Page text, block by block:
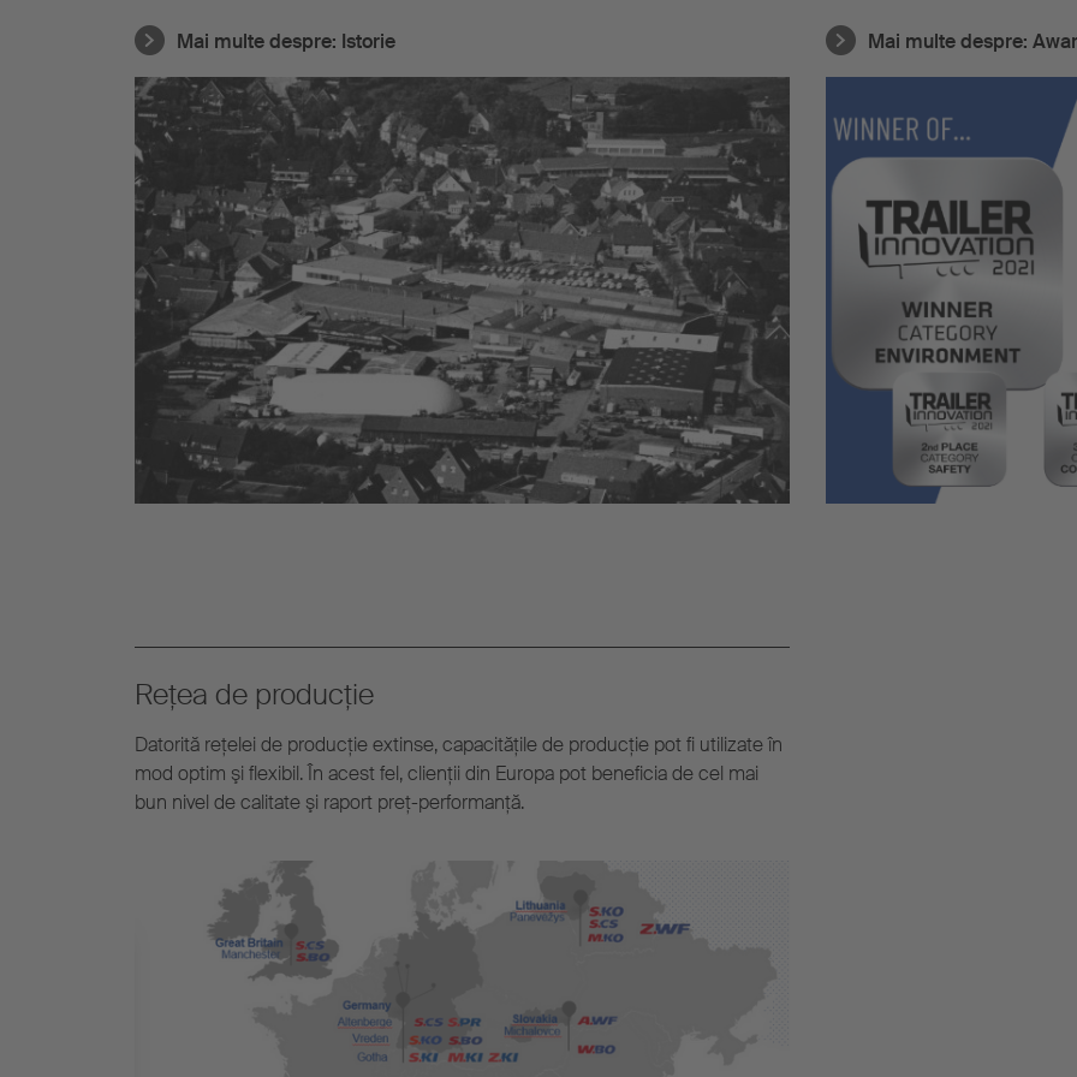
Mai multe despre: Istorie
Reţea de producţie
Datorită reţelei de producţie extinse, capacităţile de producţie pot fi utilizate în
mod optim şi flexibil. În acest fel, clienţii din Europa pot beneficia de cel mai
bun nivel de calitate şi raport preţ-performanţă.
Mai multe despre: